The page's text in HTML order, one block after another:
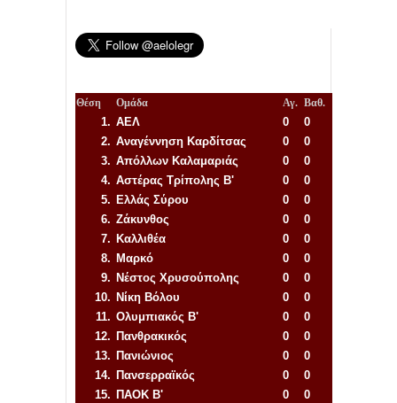
Θέση Ομάδα Αγ. Βαθ.
1. ΑΕΛ 0
0
2. Αναγέννηση Καρδίτσας 0
0
3. Απόλλων Καλαμαριάς 0
0
4. Αστέρας Τρίπολης Β' 0
0
5. Ελλάς Σύρου 0
0
6. Ζάκυνθος 0
0
7. Καλλιθέα 0
0
8. Μαρκό 0
0
9. Νέστος Χρυσούπολης 0
0
10. Νίκη Βόλου 0
0
11. Ολυμπιακός Β' 0
0
12. Πανθρακικός 0
0
13. Πανιώνιος 0
0
14. Πανσερραϊκός 0
0
15. ΠΑΟΚ Β' 0
0